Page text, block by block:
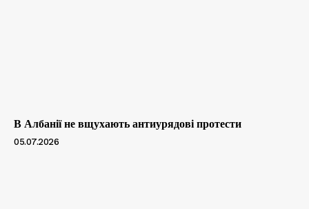
В Албанії не вщухають антиурядові протести
05.07.2026